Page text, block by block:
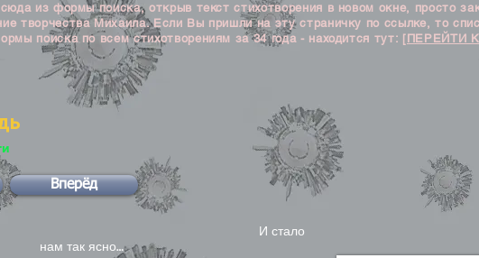
из формы поиска, открыв текст стихотворения в новом окне, просто
творчества Михаила. Если Вы пришли на эту страничку по ссылке, то
поиска по всем стихотворениям за 34 года - находится тут: [ПЕРЕЙТИ
Вперёд
И стало
нам так ясно…